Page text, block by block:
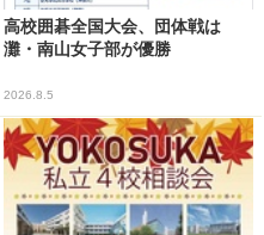
高校囲碁全国大会、団体戦は
灘・南山女子部が優勝
2026.8.5